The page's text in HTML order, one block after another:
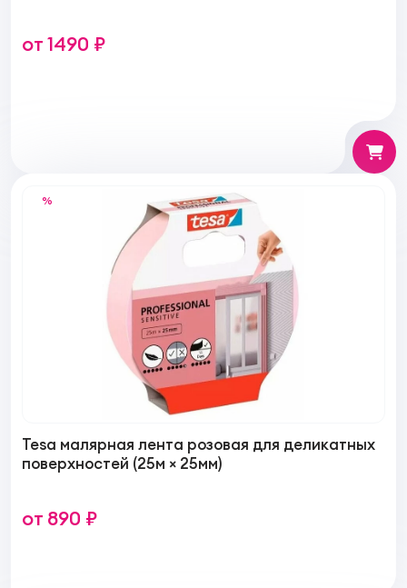
от 1490 ₽
%
Tesa малярная лента розовая для деликатных
поверхностей (25м × 25мм)
от 890 ₽